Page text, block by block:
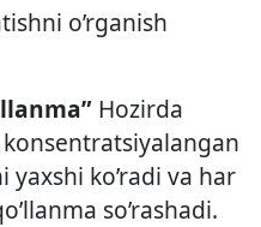
o’rganish
Hozirda
ko’radi va har
so’rashadi.